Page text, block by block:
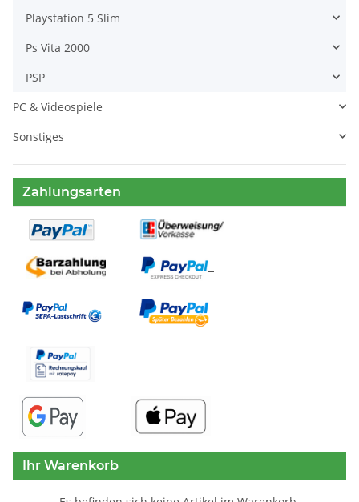
Playstation 5 Slim
Ps Vita 2000
PSP
PC & Videospiele
Sonstiges
Zahlungsarten
Ihr Warenkorb